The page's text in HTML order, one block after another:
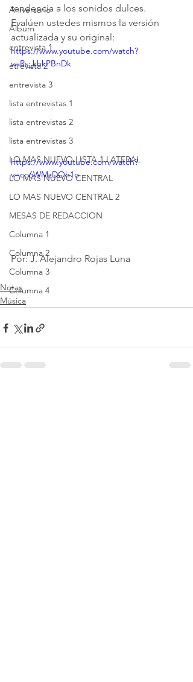
Aniversario
Álbum
entrevista 1
etrevista 2
entrevista 3
lista entrevistas 1
lista entrevistas 2
lista entrevistas 3
LO MAS NUEVO LISTA 1 LATERAL
LO MAS NUEVO CENTRAL
LO MAS NUEVO CENTRAL 2
MESAS DE REDACCION
Columna 1
Columna 2
Columna 3
Columna 4
tendencia a los sonidos dulces.
Evalúen ustedes mismos la versión
actualizada y su original:
https://www.youtube.com/watch?
v=Rs_khkPBnDk
https://www.youtube.com/watch?
v=co6WMzDOh1o
Por: J. Alejandro Rojas Luna
Notas
Música